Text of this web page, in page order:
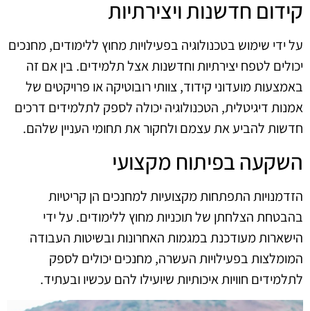
קידום חדשנות ויצירתיות
על ידי שימוש בטכנולוגיה בפעילויות מחוץ ללימודים, מחנכים
יכולים לטפח יצירתיות וחדשנות אצל תלמידים. בין אם זה
באמצעות מועדוני קידוד, צוותי רובוטיקה או פרויקטים של
אמנות דיגיטלית, הטכנולוגיה יכולה לספק לתלמידים דרכים
חדשות להביע את עצמם ולחקור את תחומי העניין שלהם.
השקעה בפיתוח מקצועי
הזדמנויות התפתחות מקצועיות למחנכים הן קריטיות
בהבטחת הצלחתן של תוכניות מחוץ ללימודים. על ידי
הישארות מעודכנת במגמות האחרונות ובשיטות העבודה
המומלצות בפעילויות העשרה, מחנכים יכולים לספק
לתלמידים חוויות איכותיות שיועילו להם עכשיו ובעתיד.